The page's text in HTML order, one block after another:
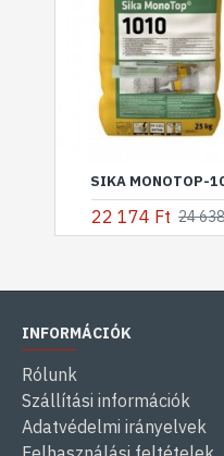
SIKA MONOTOP-
22 174 Ft 24
INFORMÁCIÓK
Rólunk
Szállítási információk
Adatvédelmi irányelvek